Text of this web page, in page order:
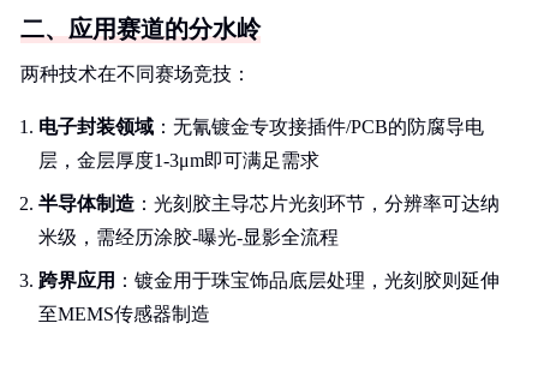
二、应用赛道的分水岭
两种技术在不同赛场竞技：
电子封装领域 ：无氰镀金专攻接插件/PCB的防腐导电
层，金层厚度1-3μm即可满足需求
半导体制造 ：光刻胶主导芯片光刻环节，分辨率可达纳
米级，需经历涂胶-曝光-显影全流程
跨界应用 ：镀金用于珠宝饰品底层处理，光刻胶则延伸
至MEMS传感器制造